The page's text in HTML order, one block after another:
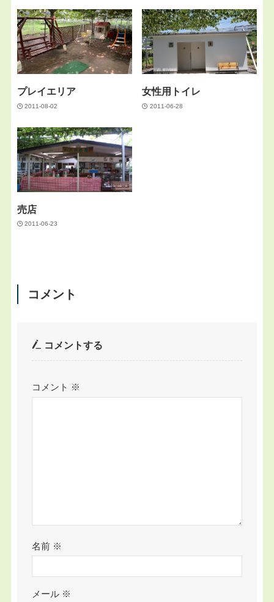
プレイエリア
2011-08-02
女性用トイレ
2011-06-28
売店
2011-06-23
コメント
コメントする
コメント ※
名前 ※
メール ※